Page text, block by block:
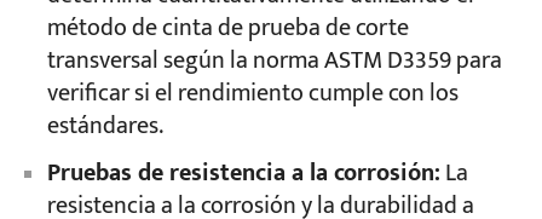
método de cinta de prueba de corte
transversal según la norma ASTM D3359 para
verificar si el rendimiento cumple con los
estándares.
Pruebas de resistencia a la corrosión:La
resistencia a la corrosión y la durabilidad a